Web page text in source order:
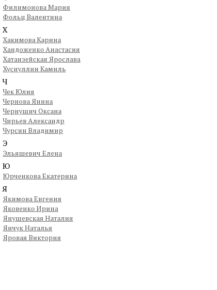
Филимонова Мария
Фольц Валентина
Х
Хакимова Карина
Хандоженко Анастасия
Хатанзейская Ярослава
Хуснуллин Камиль
Ч
Чек Юлия
Чернова Янина
Чернушич Оксана
Чирьев Александр
Чурсин Владимир
Э
Эльяшевич Елена
Ю
Юрченкова Екатерина
Я
Якимова Евгения
Яковенко Ирина
Янушевская Наталия
Янчук Наталья
Яровая Виктория